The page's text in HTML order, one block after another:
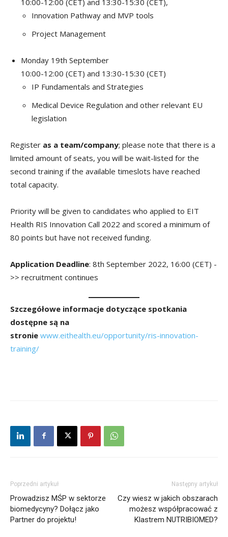
10:00-12:00 (CET) and 13:30-15:30 (CET),
Innovation Pathway and MVP tools
Project Management
Monday 19th September
10:00-12:00 (CET) and 13:30-15:30 (CET)
IP Fundamentals and Strategies
Medical Device Regulation and other relevant EU
legislation
Register as a team/company; please note that there is a
limited amount of seats, you will be wait-listed for the
second training if the available timeslots have reached
total capacity.
Priority will be given to candidates who applied to EIT
Health RIS Innovation Call 2022 and scored a minimum of
80 points but have not received funding.
Application Deadline: 8th September 2022, 16:00 (CET) -
>> recruitment continues
Szczegółowe informacje dotyczące spotkania
dostępne są na
stronie www.eithealth.eu/opportunity/ris-innovation-
training/
Poprzedni artykuł
Prowadzisz MŚP w sektorze
biomedycyny? Dołącz jako
Partner do projektu!
Następny artykuł
Czy wiesz w jakich obszarach
możesz współpracować z
Klastrem NUTRIBIOMED?